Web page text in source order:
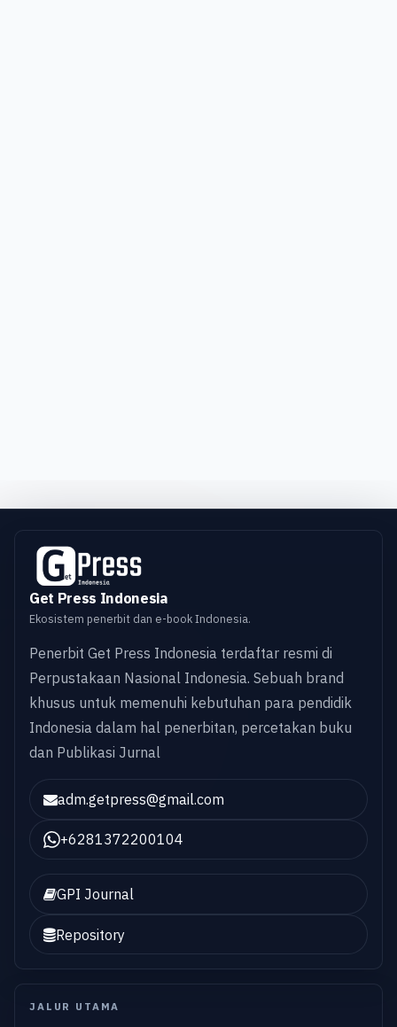
Get Press Indonesia
Ekosistem penerbit dan e-book Indonesia.
Penerbit Get Press Indonesia terdaftar resmi di
Perpustakaan Nasional Indonesia. Sebuah brand
khusus untuk memenuhi kebutuhan para pendidik
Indonesia dalam hal penerbitan, percetakan buku
dan Publikasi Jurnal
adm.getpress@gmail.com
+6281372200104
GPI Journal
Repository
JALUR UTAMA